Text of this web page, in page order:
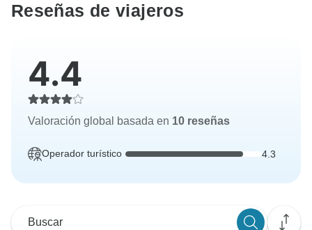
Reseñas de viajeros
4.4
Valoración global basada en 10 reseñas
Operador turístico 4.3